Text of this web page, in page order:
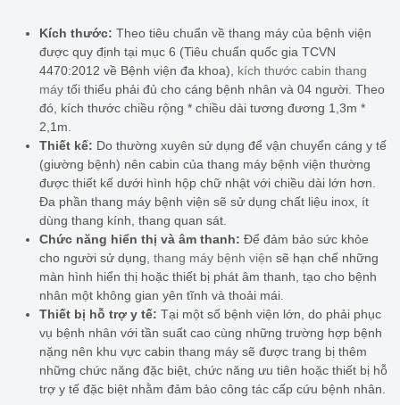
Kích thước: Theo tiêu chuẩn về thang máy của bệnh viện
được quy định tại mục 6 (Tiêu chuẩn quốc gia TCVN
4470:2012 về Bệnh viện đa khoa), kích thước cabin thang
máy tối thiểu phải đủ cho cáng bệnh nhân và 04 người. Theo
đó, kích thước chiều rộng * chiều dài tương đương 1,3m *
2,1m.
Thiết kế: Do thường xuyên sử dụng để vận chuyển cáng y tế
(giường bệnh) nên cabin của thang máy bệnh viện thường
được thiết kế dưới hình hộp chữ nhật với chiều dài lớn hơn.
Đa phần thang máy bệnh viện sẽ sử dụng chất liệu inox, ít
dùng thang kính, thang quan sát.
Chức năng hiển thị và âm thanh: Để đảm bảo sức khỏe
cho người sử dụng, thang máy bệnh viện sẽ hạn chế những
màn hình hiển thị hoặc thiết bị phát âm thanh, tạo cho bệnh
nhân một không gian yên tĩnh và thoải mái.
Thiết bị hỗ trợ y tế: Tại một số bệnh viện lớn, do phải phục
vụ bệnh nhân với tần suất cao cùng những trường hợp bệnh
nặng nên khu vực cabin thang máy sẽ được trang bị thêm
những chức năng đặc biệt, chức năng ưu tiên hoặc thiết bị hỗ
trợ y tế đặc biệt nhằm đảm bảo công tác cấp cứu bệnh nhân.